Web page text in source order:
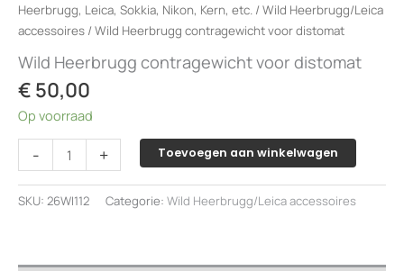
Heerbrugg, Leica, Sokkia, Nikon, Kern, etc. /Wild Heerbrugg/Leica
accessoires / Wild Heerbrugg contragewicht voor distomat
Wild Heerbrugg contragewicht voor distomat
€ 50,00
Op voorraad
-
Heerbrugg
contragewicht
voor
+ Toevoegen aan winkelwagen
SKU: 26WI112 Categorie: Wild Heerbrugg/Leica accessoires